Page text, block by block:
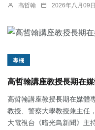
高哲翰 2026年八月09日
專欄
高哲翰講座教授長期在
高哲翰講座教授長期在媒體
教授、警察大學教授兼主任
大電視台《暗光鳥新聞》主